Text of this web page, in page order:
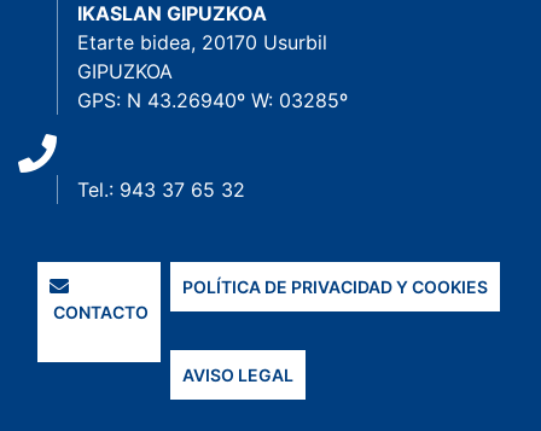
IKASLAN GIPUZKOA
Etarte bidea, 20170 Usurbil
GIPUZKOA
GPS: N 43.26940º W: 03285º
Tel.: 943 37 65 32
CONTACTO
POLÍTICA DE PRIVACIDAD Y COOKIES
AVISO LEGAL